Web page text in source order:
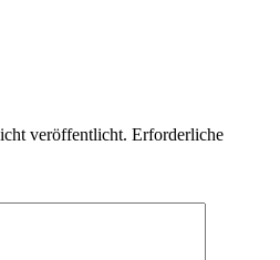
veröffentlicht. Erforderliche